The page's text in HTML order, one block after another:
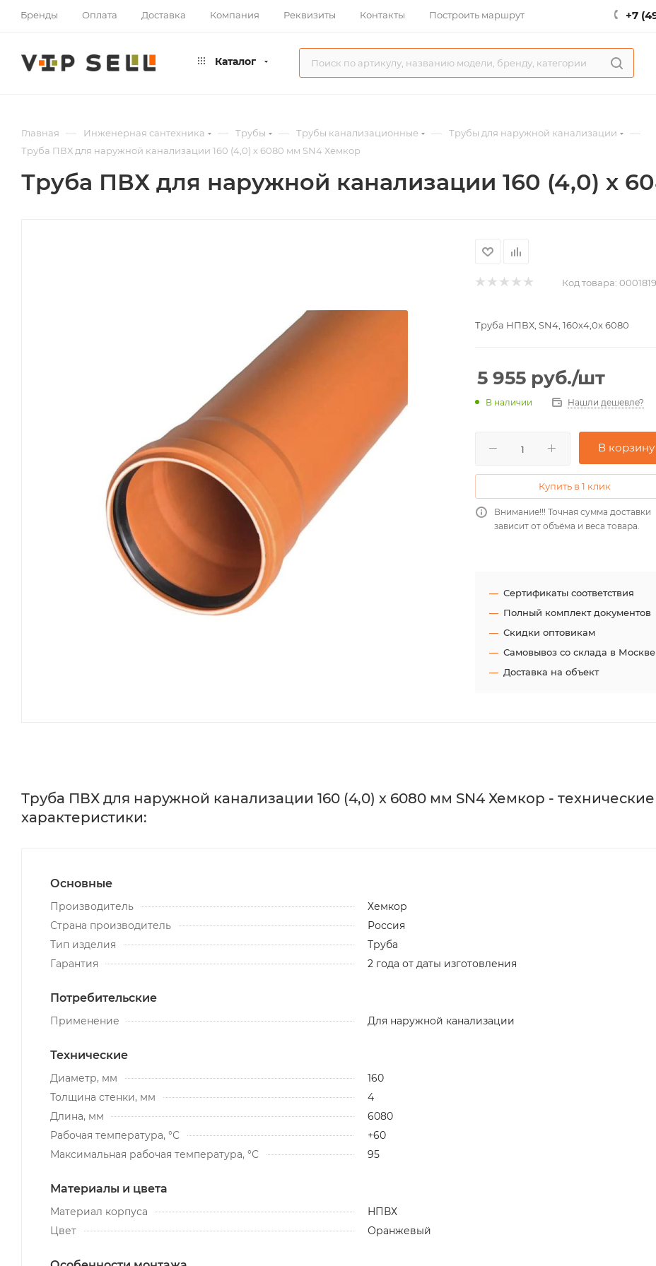
Бренды Оплата Доставка Компания Реквизиты Контакты Построить маршрут +7
Каталог
Главная — Инженерная сантехника — Трубы — Трубы канализационные — Трубы для наружной канализации —
Труба ПВХ для наружной канализации 160 (4,0) х 6080 мм SN4 Хемкор
Труба ПВХ для наружной канализации 160 (4,0) х
Код товара:
Труба НПВХ, SN4, 160х4,0х 6080
5 955 руб./шт
В наличии Нашли дешевле?
В корзину
Купить в 1 клик
Внимание!!! Точная сумма доставки
зависит от объёма и веса товара.
Сертификаты соответствия
Полный комплект документов
Скидки оптовикам
Самовывоз со склада в Москве
Доставка на объект
Труба ПВХ для наружной канализации 160 (4,0) х 6080 мм SN4 Хемкор - технические
характеристики:
Основные
Производитель
Хемкор
Страна производитель
Россия
Тип изделия
Труба
Гарантия
2 года от даты изготовления
Потребительские
Применение Для наружной канализации
Технические
Диаметр, мм
160
Толщина стенки, мм
4
Длина, мм
6080
Рабочая температура, °С
+60
Максимальная рабочая температура, °С
95
Материалы и цвета
Материал корпуса
НПВХ
Цвет
Оранжевый